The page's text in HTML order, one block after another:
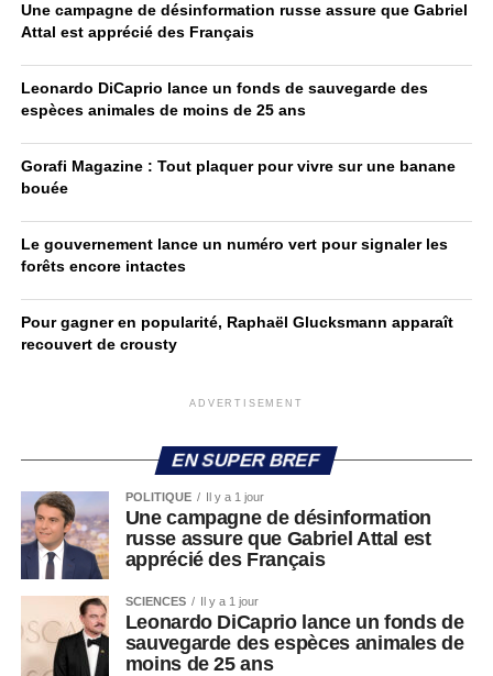
Une campagne de désinformation russe assure que Gabriel
Attal est apprécié des Français
Leonardo DiCaprio lance un fonds de sauvegarde des
espèces animales de moins de 25 ans
Gorafi Magazine : Tout plaquer pour vivre sur une banane
bouée
Le gouvernement lance un numéro vert pour signaler les
forêts encore intactes
Pour gagner en popularité, Raphaël Glucksmann apparaît
recouvert de crousty
ADVERTISEMENT
EN SUPER BREF
POLITIQUE Il y a 1 jour
Une campagne de désinformation
russe assure que Gabriel Attal est
apprécié des Français
SCIENCES Il y a 1 jour
Leonardo DiCaprio lance un fonds de
sauvegarde des espèces animales de
moins de 25 ans